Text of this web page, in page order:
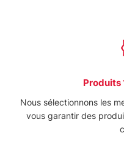
Produits
Nous sélectionnons les
vous garantir des